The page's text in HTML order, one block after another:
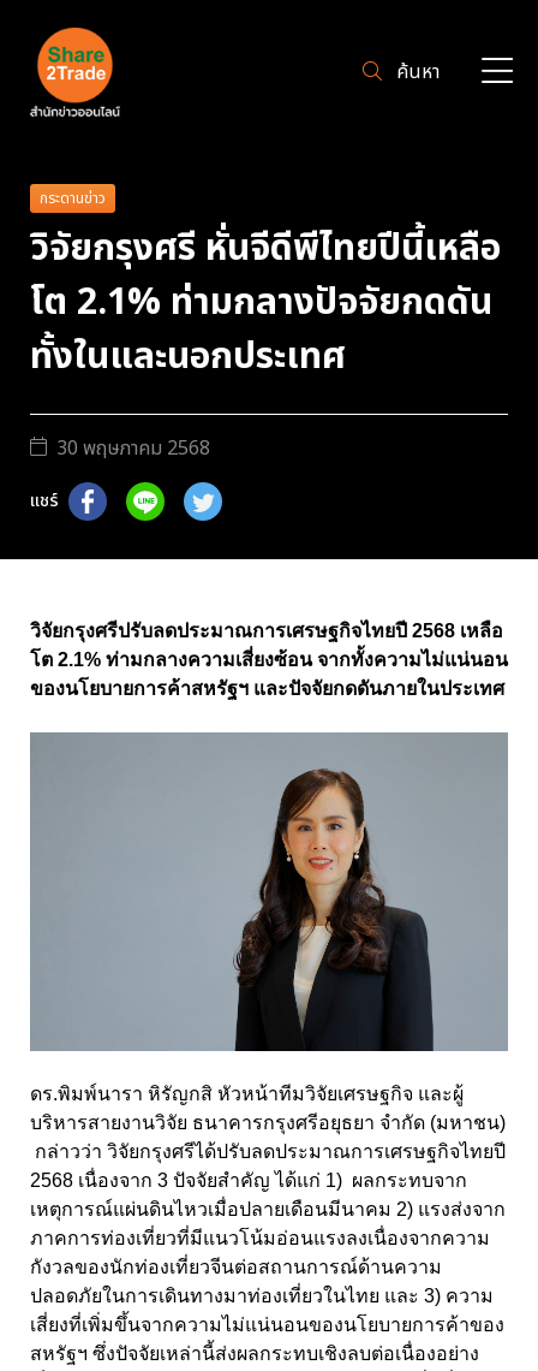
ค้นหา
กระดานข่าว
วิจัยกรุงศรี หั่นจีดีพีไทยปีนี้เหลือ
โต 2.1% ท่ามกลางปัจจัยกดดัน
ทั้งในและนอกประเทศ
30 พฤษภาคม 2568
แชร์
วิจัยกรุงศรีปรับลดประมาณการเศรษฐกิจไทยปี 2568 เหลือ
โต 2.1% ท่ามกลางความเสี่ยงซ้อน จากทั้งความไม่แน่นอน
ของนโยบายการค้าสหรัฐฯ และปัจจัยกดดันภายในประเทศ
ดร.พิมพ์นารา หิรัญกสิ หัวหน้าทีมวิจัยเศรษฐกิจ และผู้
บริหารสายงานวิจัย ธนาคารกรุงศรีอยุธยา จำกัด (มหาชน)
กล่าวว่า วิจัยกรุงศรีได้ปรับลดประมาณการเศรษฐกิจไทยปี
2568 เนื่องจาก 3 ปัจจัยสำคัญ ได้แก่ 1) ผลกระทบจาก
เหตุการณ์แผ่นดินไหวเมื่อปลายเดือนมีนาคม 2) แรงส่งจาก
ภาคการท่องเที่ยวที่มีแนวโน้มอ่อนแรงลงเนื่องจากความ
กังวลของนักท่องเที่ยวจีนต่อสถานการณ์ด้านความ
ปลอดภัยในการเดินทางมาท่องเที่ยวในไทย และ 3) ความ
เสี่ยงที่เพิ่มขึ้นจากความไม่แน่นอนของนโยบายการค้าของ
สหรัฐฯ ซึ่งปัจจัยเหล่านี้ส่งผลกระทบเชิงลบต่อเนื่องอย่าง